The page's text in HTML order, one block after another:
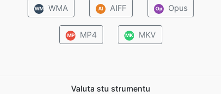
WM WMA AI AIFF Op Opus
MP MP4 MK MKV
Valuta stu strumentu